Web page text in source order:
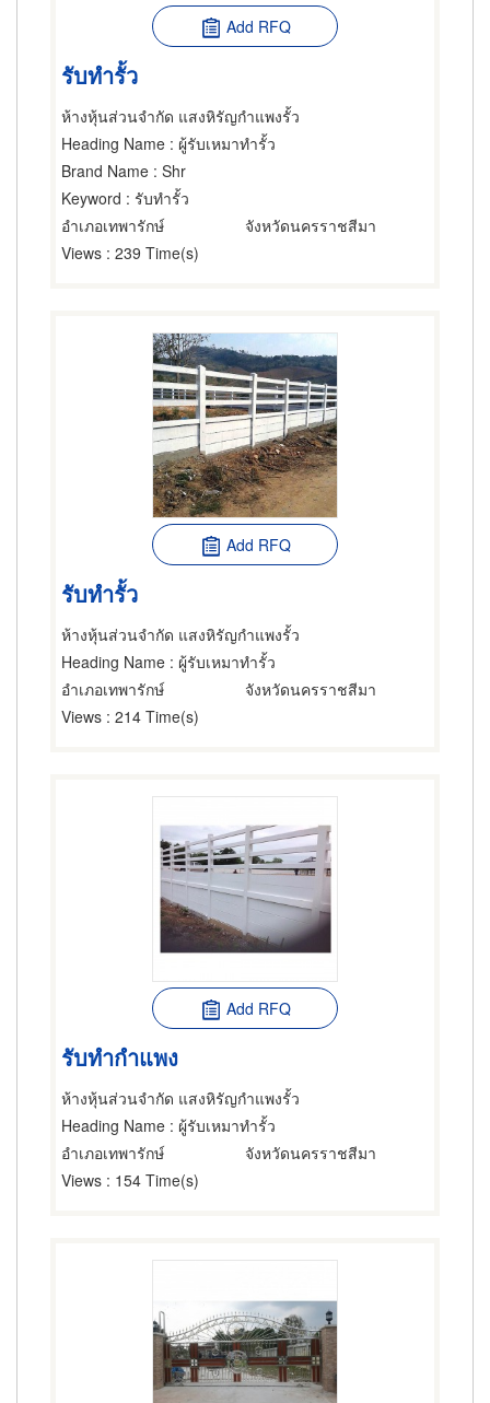
Add RFQ
รับทำรั้ว
ห้างหุ้นส่วนจำกัด แสงหิรัญกำแพงรั้ว
Heading Name : ผู้รับเหมาทำรั้ว
Brand Name : Shr
Keyword : รับทำรั้ว
อำเภอเทพารักษ์
จังหวัดนครราชสีมา
Views : 239 Time(s)
Add RFQ
รับทำรั้ว
ห้างหุ้นส่วนจำกัด แสงหิรัญกำแพงรั้ว
Heading Name : ผู้รับเหมาทำรั้ว
อำเภอเทพารักษ์
จังหวัดนครราชสีมา
Views : 214 Time(s)
Add RFQ
รับทำกำแพง
ห้างหุ้นส่วนจำกัด แสงหิรัญกำแพงรั้ว
Heading Name : ผู้รับเหมาทำรั้ว
อำเภอเทพารักษ์
จังหวัดนครราชสีมา
Views : 154 Time(s)